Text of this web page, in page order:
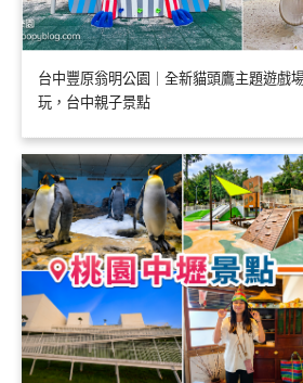
台中豐原翁明公園｜全新貓頭鷹主題遊戲
玩，台中親子景點